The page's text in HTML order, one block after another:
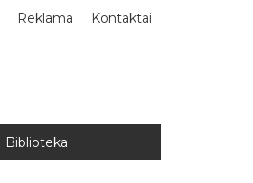
Reklama Kontaktai
Biblioteka